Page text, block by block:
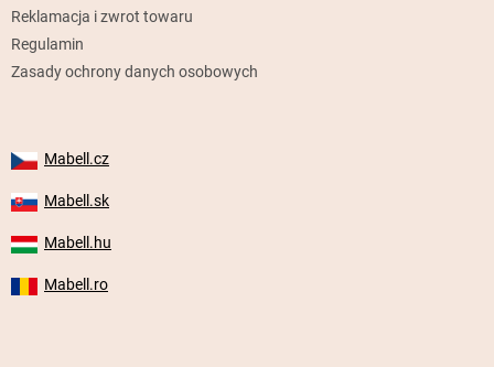
Reklamacja i zwrot towaru
Regulamin
Zasady ochrony danych osobowych
Mabell.cz
Mabell.sk
Mabell.hu
Mabell.ro